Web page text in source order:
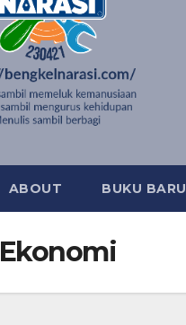
ABOUT BUKU BARU
Ekonomi